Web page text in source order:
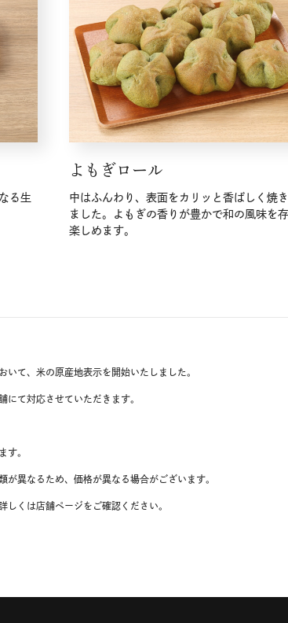
る生
よもぎロール
中はふんわり、表面をカリッと香ばしく焼
ました。よもぎの香りが豊かで和の風味を
楽しめます。
て、米の原産地表示を開始いたしました。
にて対応させていただきます。
す。
異なるため、価格が異なる場合がございます。
しくは店舗ページをご確認ください。